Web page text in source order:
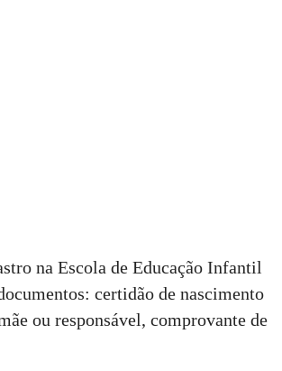
na Escola de Educação Infantil
certidão de nascimento
ou responsável, comprovante de